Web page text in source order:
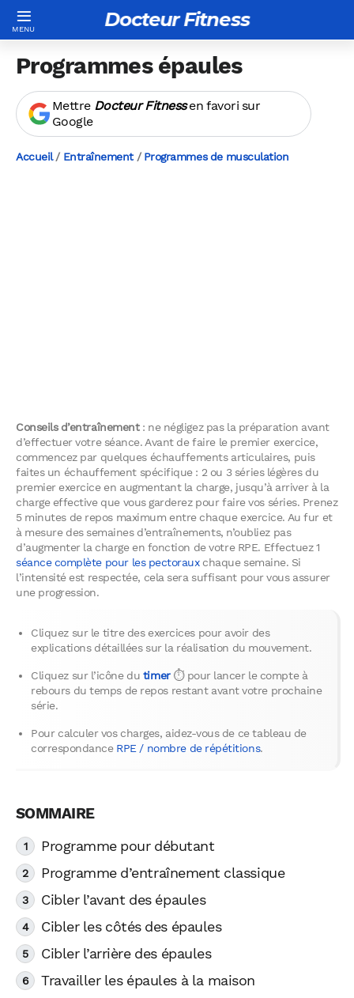
Docteur Fitness
Programmes épaules
Mettre Docteur Fitnessen favori sur
Google
Accueil/ Entraînement/ Programmes de musculation
Conseils d’entraînement: ne négligez pas la préparation avant
d’effectuer votre séance. Avant de faire le premier exercice,
commencez par quelques échauffements articulaires, puis
faites un échauffement spécifique : 2 ou 3 séries légères du
premier exercice en augmentant la charge, jusqu’à arriver à la
charge effective que vous garderez pour faire vos séries. Prenez
5 minutes de repos maximum entre chaque exercice. Au fur et
à mesure des semaines d’entraînements, n’oubliez pas
d’augmenter la charge en fonction de votre RPE. Effectuez 1
séance complète pour les pectorauxchaque semaine. Si
l’intensité est respectée, cela sera suffisant pour vous assurer
une progression.
Cliquez sur le titre des exercices pour avoir des
explications détaillées sur la réalisation du mouvement.
Cliquez sur l’icône du timer ⏱ pour lancer le compte à
rebours du temps de repos restant avant votre prochaine
série.
Pour calculer vos charges, aidez-vous de ce tableau de
correspondance RPE / nombre de répétitions.
Programme pour débutant
Programme d’entraînement classique
Cibler l’avant des épaules
Cibler les côtés des épaules
Cibler l’arrière des épaules
Travailler les épaules à la maison